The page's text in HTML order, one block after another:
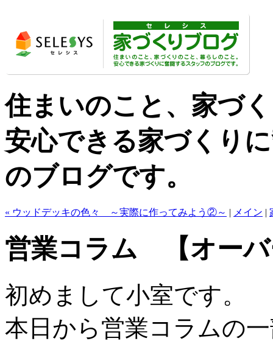
住まいのこと、家づ
安心できる家づくり
のブログです。
« ウッドデッキの色々 ～実際に作ってみよう②～ | メイン |
営業コラム 【オーバ
初めまして小室です。
本日から営業コラムの